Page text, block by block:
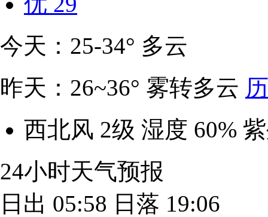
今天：25-34° 多云
昨天：26~36° 雾转多云
西北风 2级 湿度 60%
24小时天气预报
日出 05:58 日落 19:06